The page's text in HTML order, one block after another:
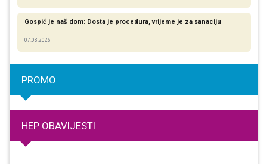
Gospić je naš dom: Dosta je procedura, vrijeme je za sanaciju
07.08.2026
PROMO
HEP OBAVIJESTI